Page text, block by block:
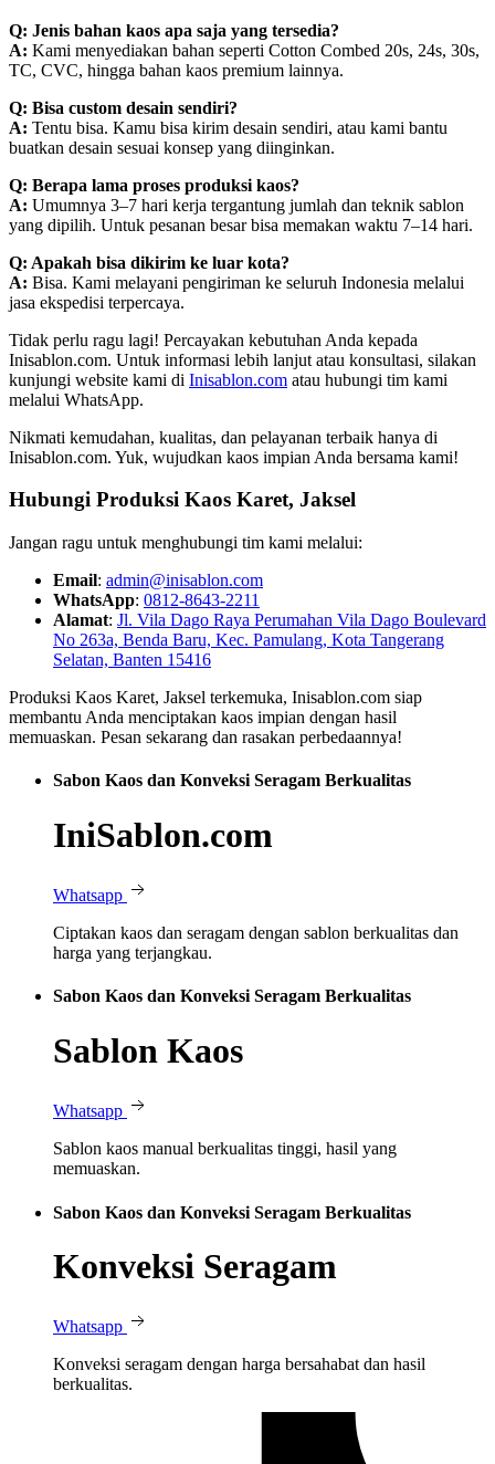
Q: Jenis bahan kaos apa saja yang tersedia?
A: Kami menyediakan bahan seperti Cotton Combed 20s, 24s, 30s,
TC, CVC, hingga bahan kaos premium lainnya.
Q: Bisa custom desain sendiri?
A: Tentu bisa. Kamu bisa kirim desain sendiri, atau kami bantu
buatkan desain sesuai konsep yang diinginkan.
Q: Berapa lama proses produksi kaos?
A: Umumnya 3–7 hari kerja tergantung jumlah dan teknik sablon
yang dipilih. Untuk pesanan besar bisa memakan waktu 7–14 hari.
Q: Apakah bisa dikirim ke luar kota?
A: Bisa. Kami melayani pengiriman ke seluruh Indonesia melalui
jasa ekspedisi terpercaya.
Tidak perlu ragu lagi! Percayakan kebutuhan Anda kepada
Inisablon.com. Untuk informasi lebih lanjut atau konsultasi, silakan
kunjungi website kami di Inisablon.com atau hubungi tim kami
melalui WhatsApp.
Nikmati kemudahan, kualitas, dan pelayanan terbaik hanya di
Inisablon.com. Yuk, wujudkan kaos impian Anda bersama kami!
Hubungi Produksi Kaos Karet, Jaksel
Jangan ragu untuk menghubungi tim kami melalui:
Email: admin@inisablon.com
WhatsApp: 0812-8643-2211
Alamat: Jl. Vila Dago Raya Perumahan Vila Dago Boulevard
No 263a, Benda Baru, Kec. Pamulang, Kota Tangerang
Selatan, Banten 15416
Produksi Kaos Karet, Jaksel terkemuka, Inisablon.com siap
membantu Anda menciptakan kaos impian dengan hasil
memuaskan. Pesan sekarang dan rasakan perbedaannya!
Sabon Kaos dan Konveksi Seragam Berkualitas
IniSablon.com
Whatsapp
Ciptakan kaos dan seragam dengan sablon berkualitas dan
harga yang terjangkau.
Sabon Kaos dan Konveksi Seragam Berkualitas
Sablon Kaos
Whatsapp
Sablon kaos manual berkualitas tinggi, hasil yang
memuaskan.
Sabon Kaos dan Konveksi Seragam Berkualitas
Konveksi Seragam
Whatsapp
Konveksi seragam dengan harga bersahabat dan hasil
berkualitas.